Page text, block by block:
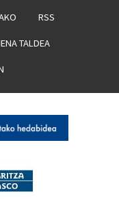
RSS
TALDEA